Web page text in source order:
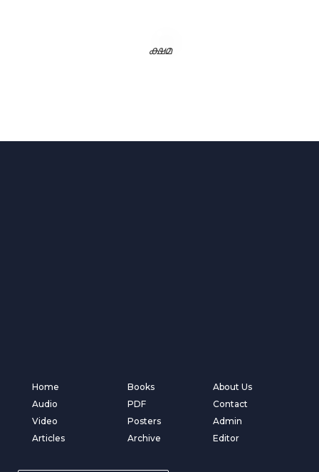
ക്ഷമ
Home
Audio
Video
Articles
Books
PDF
Posters
Archive
About Us
Contact
Admin
Editor